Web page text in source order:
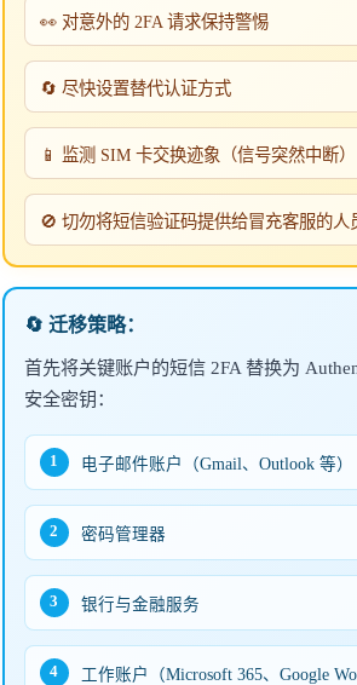
👀 对意外的 2FA 请求保持警惕
🔄 尽快设置替代认证方式
📱 监测 SIM 卡交换迹象（信号突然中断）
🚫 切勿将短信验证码提供给冒充客服的人
🔄 迁移策略：
首先将关键账户的短信 2FA 替换为
安全密钥：
1 电子邮件账户（Gmail、Outlook 等）
2 密码管理器
3 银行与金融服务
4 工作账户（Microsoft 365、Google